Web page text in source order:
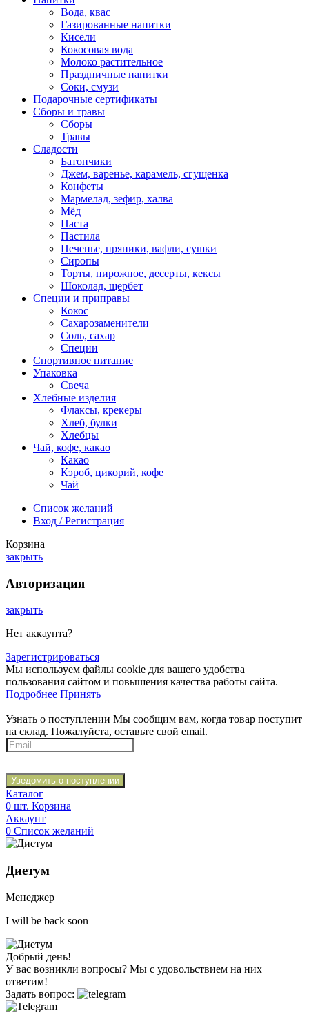
Вода, квас
Газированные напитки
Кисели
Кокосовая вода
Молоко растительное
Праздничные напитки
Соки, смузи
Подарочные сертификаты
Сборы и травы
Сборы
Травы
Сладости
Батончики
Джем, варенье, карамель, сгущенка
Конфеты
Мармелад, зефир, халва
Мёд
Паста
Пастила
Печенье, пряники, вафли, сушки
Сиропы
Торты, пирожное, десерты, кексы
Шоколад, щербет
Специи и приправы
Кокос
Сахарозаменители
Соль, сахар
Специи
Спортивное питание
Упаковка
Свеча
Хлебные изделия
Флаксы, крекеры
Хлеб, булки
Хлебцы
Чай, кофе, какао
Какао
Кэроб, цикорий, кофе
Чай
Список желаний
Вход / Регистрация
Корзина
закрыть
Авторизация
закрыть
Нет аккаунта?
Зарегистрироваться
Мы используем файлы cookie для вашего удобства
пользования сайтом и повышения качества работы сайта.
Подробнее Принять
Узнать о поступлении Мы сообщим вам, когда товар поступит
на склад. Пожалуйста, оставьте свой email.
Уведомить о поступлении
Каталог
0 шт. Корзина
Аккаунт
0 Список желаний
Диетум
Менеджер
I will be back soon
Добрый день!
У вас возникли вопросы? Мы с удовольствием на них
ответим!
Задать вопрос: